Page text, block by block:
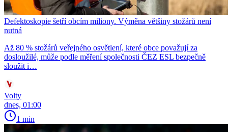
Defektoskopie šetří obcím miliony. Výměna většiny stožárů není
nutná
Až 80 % stožárů veřejného osvětlení, které obce považují za
dosloužilé, může podle měření společnosti ČEZ ESL bezpečně
sloužit i…
Volty
dnes, 01:00
1 min